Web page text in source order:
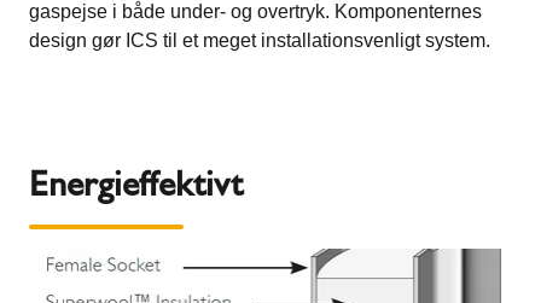
gaspejse i både under- og overtryk. Komponenternes
design gør ICS til et meget installationsvenligt system.
Energieffektivt